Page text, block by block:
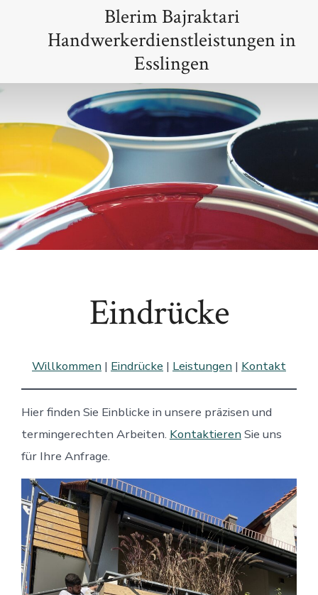
Blerim Bajraktari
Handwerkerdienstleistungen in
Esslingen
Eindrücke
Willkommen | Eindrücke | Leistungen | Kontakt
Hier finden Sie Einblicke in unsere präzisen und
termingerechten Arbeiten. Kontaktieren Sie uns
für Ihre Anfrage.